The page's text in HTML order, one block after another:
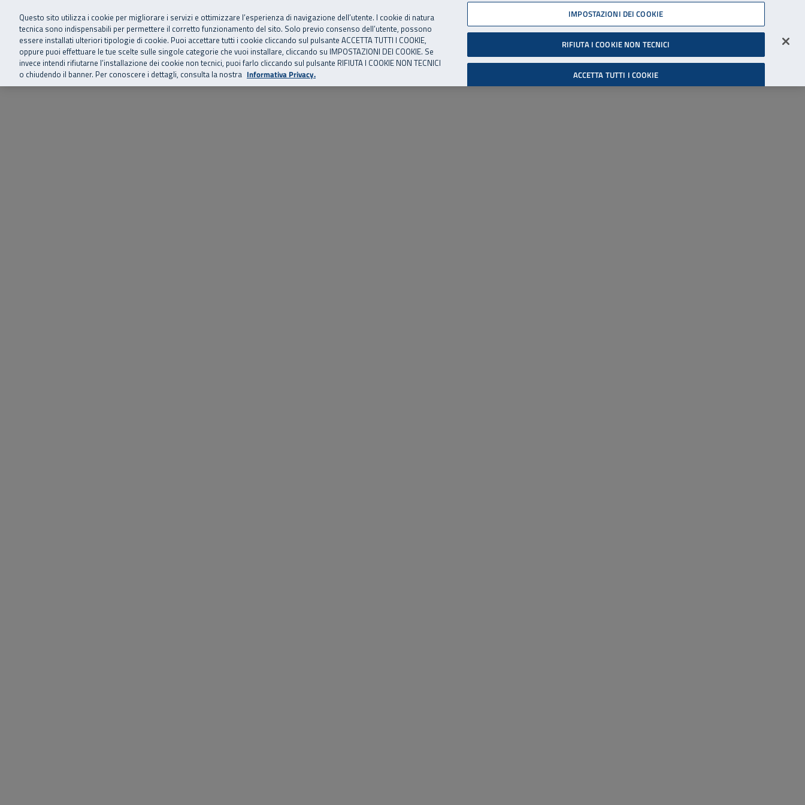
Vai al menu principale
Vai al contenuto principale
Vai al Footer 06 45539607
SuperAbile - il Contact Center Inail per il mondo della disabilità
Home Chi siamo Storie, news ed eventi Risorse utili Supporto Accessibilità
Cerca
Accedi all'area riservata
Questo sito utilizza i cookie per migliorare i servizi e ottimizzare l’esperienza di navigazione dell’utente. I cookie di natura
tecnica sono indispensabili per permettere il corretto funzionamento del sito. Solo previo consenso dell’utente, possono
essere installati ulteriori tipologie di cookie. Puoi accettare tutti i cookie cliccando sul pulsante ACCETTA TUTTI I COOKIE,
oppure puoi effettuare le tue scelte sulle singole categorie che vuoi installare, cliccando su IMPOSTAZIONI DEI COOKIE. Se
invece intendi rifiutarne l’installazione dei cookie non tecnici, puoi farlo cliccando sul pulsante RIFIUTA I COOKIE NON TECNICI
o chiudendo il banner. Per conoscere i dettagli, consulta la nostra Informativa Privacy.
IMPOSTAZIONI DEI COOKIE
RIFIUTA I COOKIE NON TECNICI
ACCETTA TUTTI I COOKIE